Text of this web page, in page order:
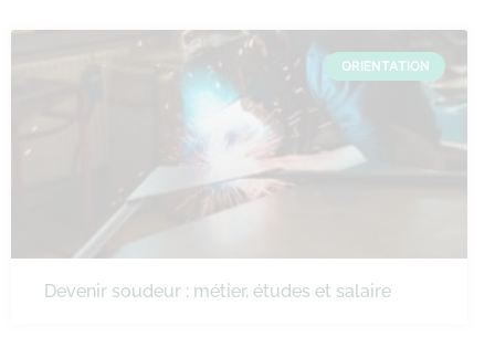
ORIENTATION
Devenir soudeur : métier, études et salaire